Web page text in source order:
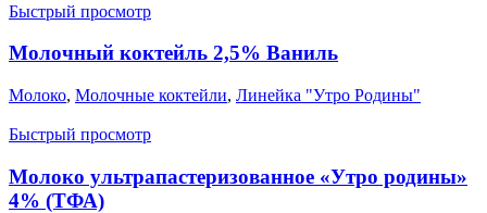
Быстрый просмотр
Молочный коктейль 2,5% Ваниль
Молоко, Молочные коктейли, Линейка "Утро Родины"
Быстрый просмотр
Молоко ультрапастеризованное «Утро родины»
4% (ТФА)